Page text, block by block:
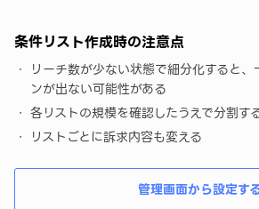
条件リスト作成時の注意点
リーチ数が少ない状態で細分化すると
ンが出ない可能性がある
各リストの規模を確認したうえで分割す
リストごとに訴求内容も変える
管理画面から設定す